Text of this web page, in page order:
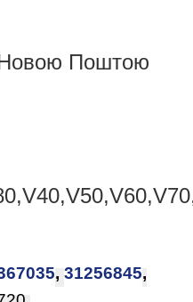
Поштою
, 31256845,